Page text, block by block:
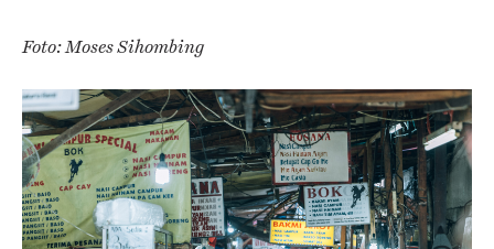
Foto: Moses Sihombing